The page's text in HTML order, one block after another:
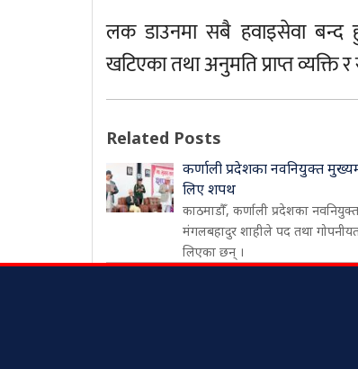
लक डाउनमा सबै हवाइसेवा बन्द
खटिएका तथा अनुमति प्राप्त
Related Posts
कर्णाली प्रदेशका नवनियुक्त
लिए शपथ
काठमाडौँ, कर्णाली प्रदेशका
मंगलबहादुर शाहीले पद तथा
लिएका छन् ।